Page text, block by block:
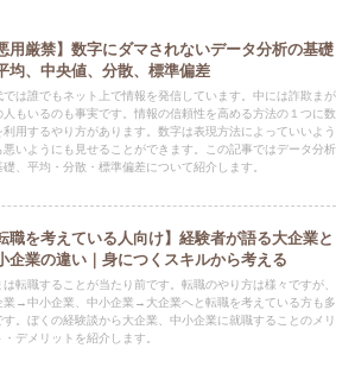
悪用厳禁】数字にダマされないデータ分析の基礎
均、中央値、分散、標準偏差
では誰でもネット上で情報を発信しています。中には詐欺まが
人もいるのも事実です。情報の信頼性を高める方法の１つに数
利用するやり方があります。数字は表現方法によっていいよう
悪いようにも見せることができます。この記事ではデータ分析
礎、平均・分散・標準偏差について紹介します。
転職を考えている人向け】経験者が語る大企業と
企業の違い｜身につくスキルから考える
は転職することが当たり前です。転職のやり方は様々ですが、
業→中小企業、中小企業→大企業へと転職を考えている方も多
す。ぼくの経験談から大企業、中小企業に就職することのメリ
・デメリットを紹介します。